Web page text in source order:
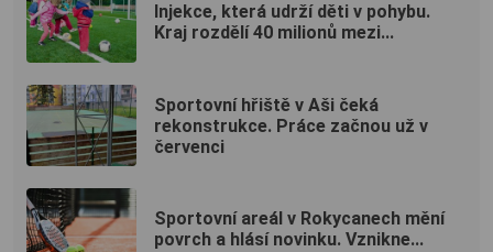
Injekce, která udrží děti v pohybu.
Kraj rozdělí 40 milionů mezi...
Sportovní hřiště v Aši čeká
rekonstrukce. Práce začnou už v
červenci
Sportovní areál v Rokycanech mění
povrch a hlásí novinku. Vznikne...